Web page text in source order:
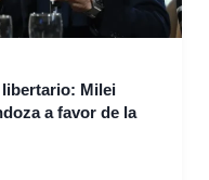
Milei
a favor de la